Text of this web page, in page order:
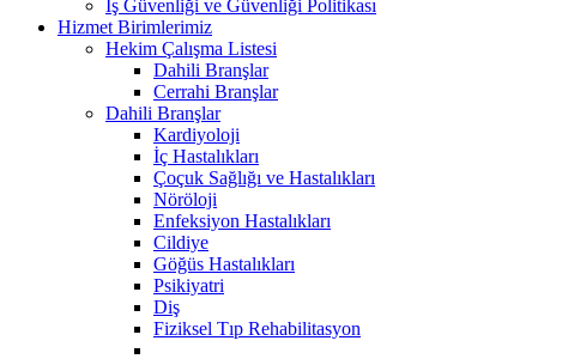
İş Güvenliği ve Güvenliği Politikası
Hizmet Birimlerimiz
Hekim Çalışma Listesi
Dahili Branşlar
Cerrahi Branşlar
Dahili Branşlar
Kardiyoloji
İç Hastalıkları
Çoçuk Sağlığı ve Hastalıkları
Nöröloji
Enfeksiyon Hastalıkları
Cildiye
Göğüs Hastalıkları
Psikiyatri
Diş
Fiziksel Tıp Rehabilitasyon